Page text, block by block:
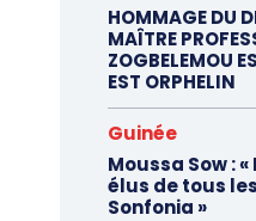
HOMMAGE DU
MAÎTRE
ZOGBELEMOU
EST ORPHELIN
Guinée
Moussa Sow :
élus de tous
Sonfonia »